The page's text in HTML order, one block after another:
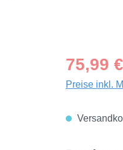
Regulärer
75,99 €
Preise inkl.